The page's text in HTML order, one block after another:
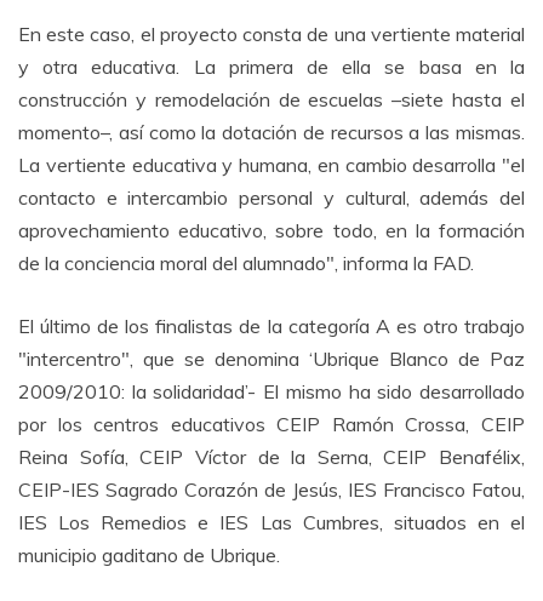
En este caso, el proyecto consta de una vertiente material
y otra educativa. La primera de ella se basa en la
construcción y remodelación de escuelas –siete hasta el
momento–, así como la dotación de recursos a las mismas.
La vertiente educativa y humana, en cambio desarrolla "el
contacto e intercambio personal y cultural, además del
aprovechamiento educativo, sobre todo, en la formación
de la conciencia moral del alumnado", informa la FAD.
El último de los finalistas de la categoría A es otro trabajo
"intercentro", que se denomina ‘Ubrique Blanco de Paz
2009/2010: la solidaridad’- El mismo ha sido desarrollado
por los centros educativos CEIP Ramón Crossa, CEIP
Reina Sofía, CEIP Víctor de la Serna, CEIP Benafélix,
CEIP-IES Sagrado Corazón de Jesús, IES Francisco Fatou,
IES Los Remedios e IES Las Cumbres, situados en el
municipio gaditano de Ubrique.